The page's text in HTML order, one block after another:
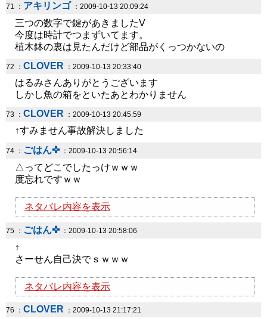
71 ： アキリンゴ ：2009-10-13 20:09:24
三つの数字で鍵があきましたV
今度は時計でつまずいてます。
植木鉢の裏は見たんだけど部品がくっつかないの
72 ： CLOVER ：2009-10-13 20:33:40
はるみさんありがとうございます
しかし魚の箱をといたあとわかりません
73 ： CLOVER ：2009-10-13 20:45:59
↑すみません事故解決しました
74 ： ごはん✜：2009-10-13 20:56:14
△ってどこでしたっけｗｗｗ
度忘れですｗｗ
ネタバレ内容を表示
75 ： ごはん✜：2009-10-13 20:58:06
↑
さーせん自己決でｓｗｗｗ
ネタバレ内容を表示
76 ： CLOVER ：2009-10-13 21:17:21